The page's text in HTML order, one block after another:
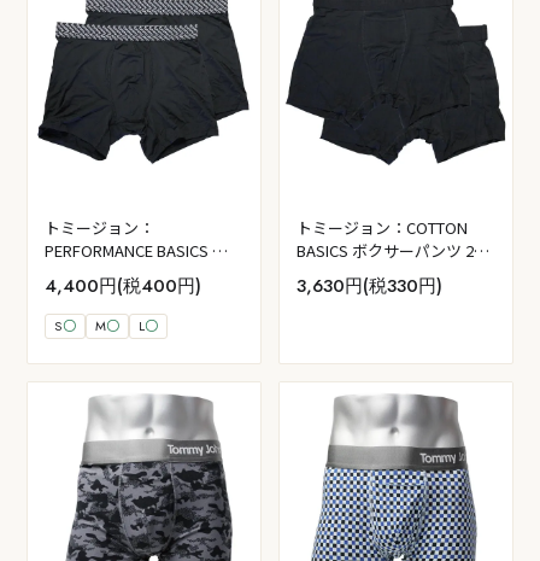
トミージョン：
PERFORMANCE BASICS ボ
クサーパンツ 2PK (ブラッ
ク)
4,400円(税400円)
S〇 M〇 L〇
トミージョン：COTTON
BASICS ボクサーパンツ 2PK
(ブラック)
3,630円(税330円)